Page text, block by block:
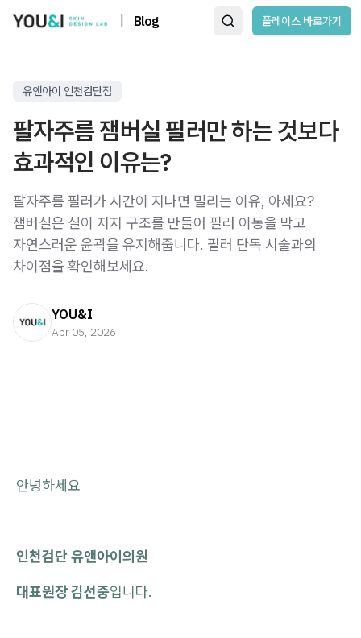
Blog 플레이스 바로가기
유앤아이 인천검단점
팔자주름 잼버실 필러만 하는 것보다
효과적인 이유는?
팔자주름 필러가 시간이 지나면 밀리는 이유, 아세요?
잼버실은 실이 지지 구조를 만들어 필러 이동을 막고
자연스러운 윤곽을 유지해줍니다. 필러 단독 시술과의
차이점을 확인해보세요.
YOU&I
Apr 05, 2026
안녕하세요
인천검단 유앤아이의원
대표원장 김선중입니다.